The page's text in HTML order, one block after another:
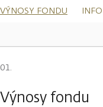
VÝNOSY FONDU
Výnosy fondu